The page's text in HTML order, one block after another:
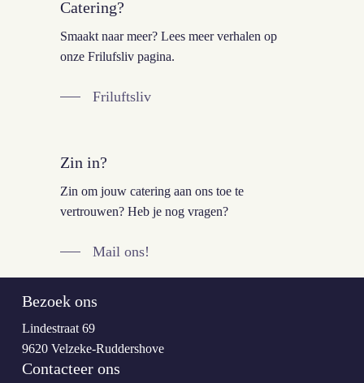
Catering?
Smaakt naar meer? Lees meer verhalen op
onze Frilufsliv pagina.
Friluftsliv
Zin in?
Zin om jouw catering aan ons toe te
vertrouwen? Heb je nog vragen?
Mail ons!
Bezoek ons
Lindestraat 69
9620 Velzeke-Ruddershove
Contacteer ons